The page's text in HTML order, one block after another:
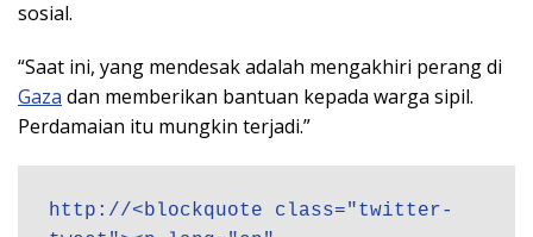
sosial.
“Saat ini, yang mendesak adalah mengakhiri perang di
Gaza dan memberikan bantuan kepada warga sipil.
Perdamaian itu mungkin terjadi.”
http://<blockquote class="twitter-